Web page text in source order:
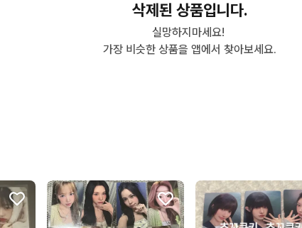
삭제된 상품입니다.
실망하지마세요!
가장 비슷한 상품을 앱에서 찾아보세요.